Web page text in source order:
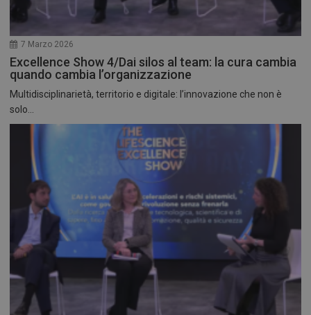
7 Marzo 2026
Excellence Show 4/Dai silos al team: la cura cambia
quando cambia l’organizzazione
Multidisciplinarietà, territorio e digitale: l’innovazione che non è
solo...